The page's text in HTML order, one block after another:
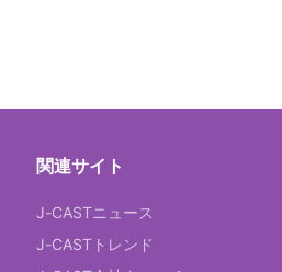
関連サイト
J-CASTニュース
J-CASTトレンド